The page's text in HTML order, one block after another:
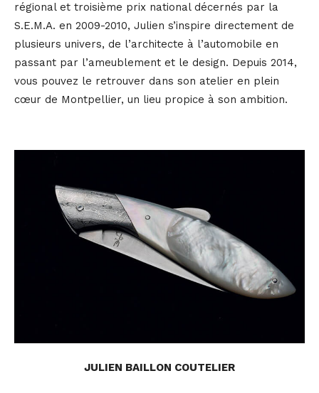
régional et troisième prix national décernés par la
S.E.M.A. en 2009-2010, Julien s’inspire directement de
plusieurs univers, de l’architecte à l’automobile en
passant par l’ameublement et le design. Depuis 2014,
vous pouvez le retrouver dans son atelier en plein
cœur de Montpellier, un lieu propice à son ambition.
JULIEN BAILLON COUTELIER